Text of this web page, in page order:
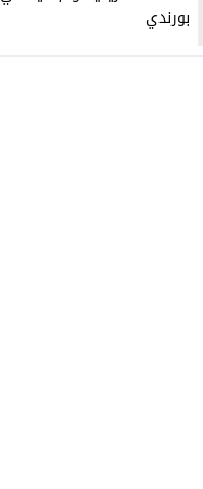
بورندي